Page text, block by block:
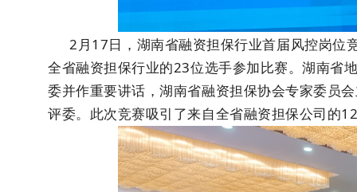
2月17日，湖南省融资担保行业首届风控岗位
全省融资担保行业的23位选手参加比赛。湖南省
委并作重要讲话，湖南省融资担保协会专家委员
评委。此次竞赛吸引了来自全省融资担保公司的